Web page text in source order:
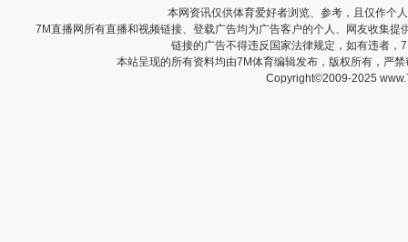
本网资讯仅供体育爱好者浏览、参考，且仅作个
7M直播网所有直播和视频链接、登载广告均为广告客户的个人、网友收集
链接的广告不得违反国家法律规定，如有违者
本站呈现的所有资料均由7M体育编辑发布，版权所有，严
Copyright©2009-2025